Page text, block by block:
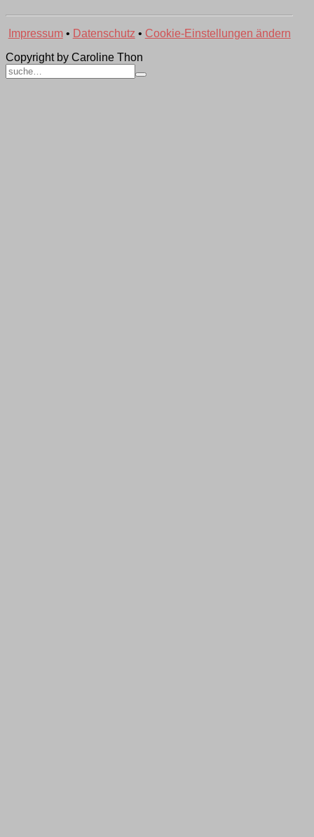
Impressum• Datenschutz • Cookie-Einstellungen ändern
Copyright by Caroline Thon